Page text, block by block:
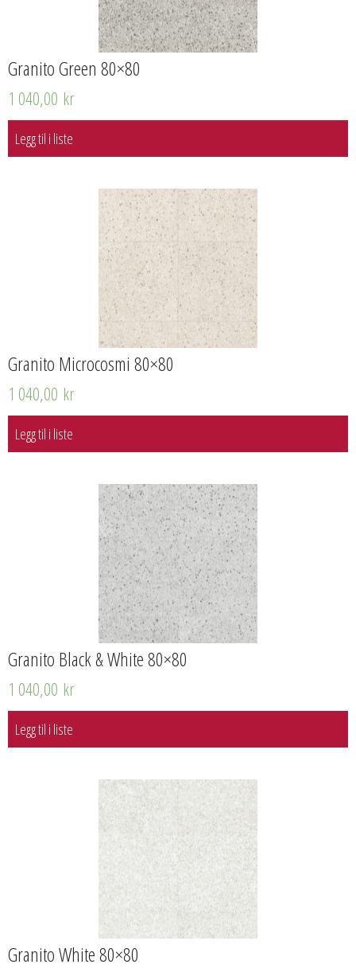
Granito Green 80×80
1 040,00 kr
Legg til i liste
Granito Microcosmi 80×80
1 040,00 kr
Legg til i liste
Granito Black & White 80×80
1 040,00 kr
Legg til i liste
Granito White 80×80